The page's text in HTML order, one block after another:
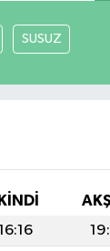
SUSUZ
İKINDI